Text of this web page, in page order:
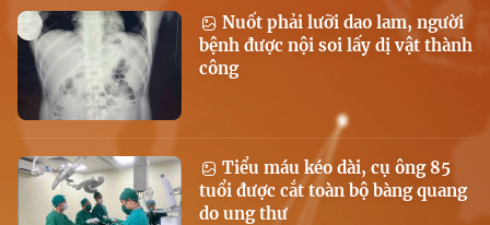
Nuốt phải lưỡi dao lam, người
bệnh được nội soi lấy dị vật thành
công
Tiểu máu kéo dài, cụ ông 85
tuổi được cắt toàn bộ bàng quang
do ung thư